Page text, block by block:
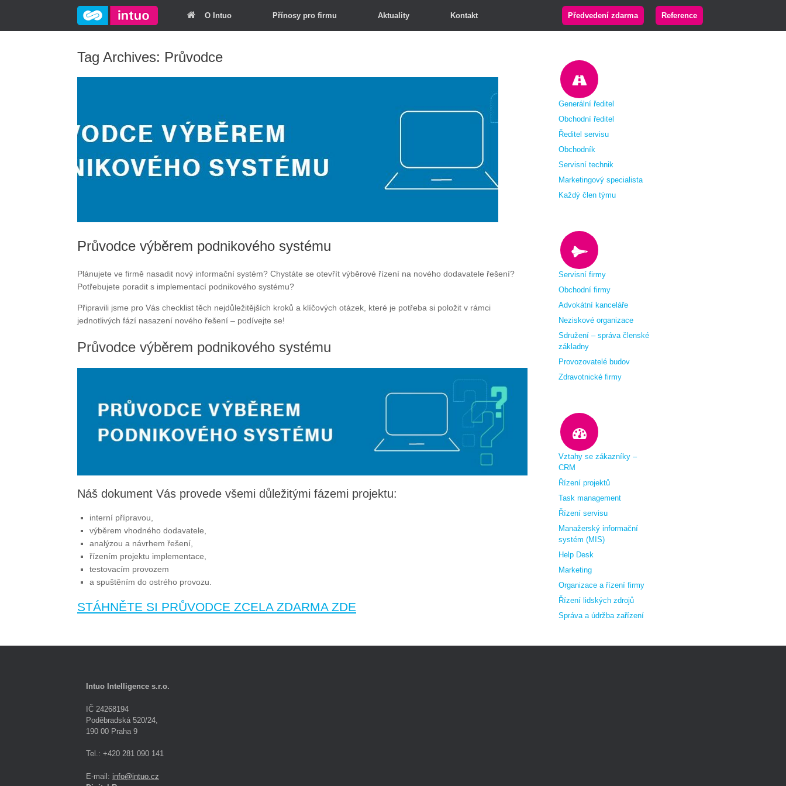
O Intuo Přínosy pro firmu Aktuality Kontakt Reference
Předvedení zdarma
Tag Archives: Průvodce
Průvodce výběrem podnikového systému
Plánujete ve firmě nasadit nový informační systém? Chystáte se otevřít výběrové řízení na nového dodavatele řešení?
Potřebujete poradit s implementací podnikového systému?
Připravili jsme pro Vás checklist těch nejdůležitějších kroků a klíčových otázek, které je potřeba si položit v rámci
jednotlivých fází nasazení nového řešení – podívejte se!
Průvodce výběrem podnikového systému
Náš dokument Vás provede všemi důležitými fázemi projektu:
interní přípravou,
výběrem vhodného dodavatele,
analýzou a návrhem řešení,
řízením projektu implementace,
testovacím provozem
a spuštěním do ostrého provozu.
STÁHNĚTE SI PRŮVODCE ZCELA ZDARMA ZDE
Generální ředitel
Obchodní ředitel
Ředitel servisu
Obchodník
Servisní technik
Marketingový specialista
Každý člen týmu
Servisní firmy
Obchodní firmy
Advokátní kanceláře
Neziskové organizace
Sdružení – správa členské
základny
Provozovatelé budov
Zdravotnické firmy
Vztahy se zákazníky –
CRM
Řízení projektů
Task management
Řízení servisu
Manažerský informační
systém (MIS)
Help Desk
Marketing
Organizace a řízení firmy
Řízení lidských zdrojů
Správa a údržba zařízení
Intuo Intelligence s.r.o.
IČ 24268194
Poděbradská 520/24,
190 00 Praha 9
Tel.: +420 281 090 141
E-mail: info@intuo.cz